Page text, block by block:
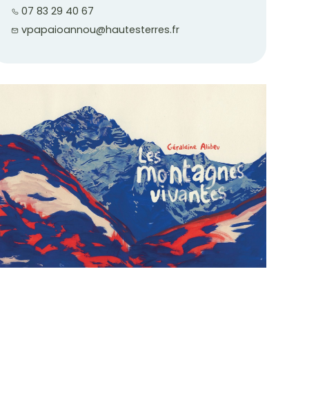
07 83 29 40 67
vpapaioannou@hautesterres.fr